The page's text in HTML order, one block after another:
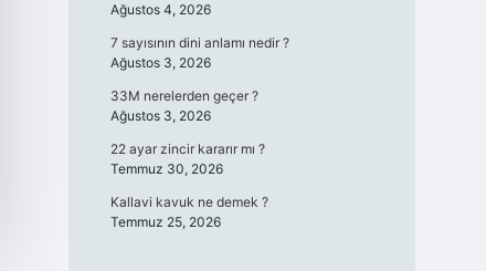
Ağustos 4, 2026
7 sayısının dini anlamı nedir ?
Ağustos 3, 2026
33M nerelerden geçer ?
Ağustos 3, 2026
22 ayar zincir kararır mı ?
Temmuz 30, 2026
Kallavi kavuk ne demek ?
Temmuz 25, 2026